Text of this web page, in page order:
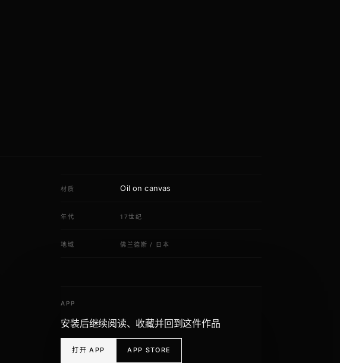
材质 Oil on canvas
年代 17世纪
地域 佛兰德斯 / 日本
APP
安装后继续阅读、收藏并回到这件作品
打开 APP APP STORE